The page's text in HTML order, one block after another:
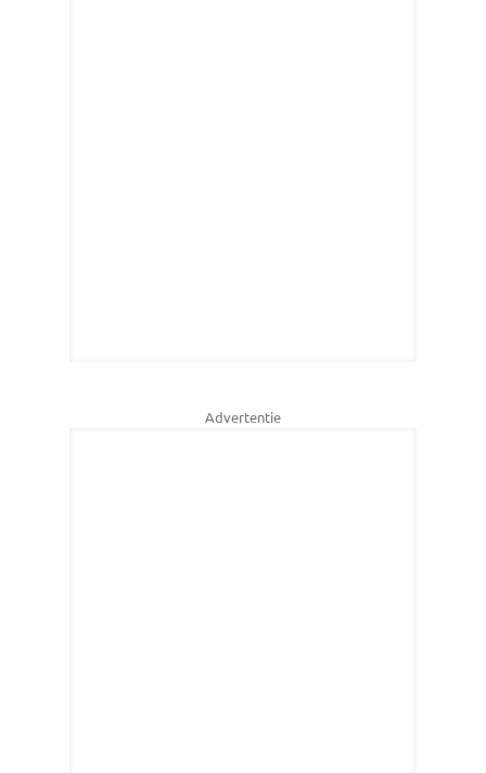
Advertentie